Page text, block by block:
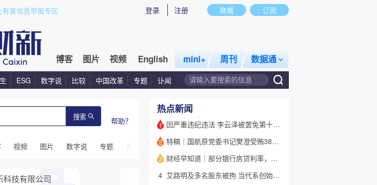
商城 订阅
登录 注册
有害信息举报专区
博客 图片 视频 English mini+ 周刊 数据通
ESG 数字说 比较 中国改革 专题 讣闻
搜索 帮助？
视频 图片 数字说 专题 会议 话题 特别呈现 私房课
科技有限公司
热点新闻
1 因严重违纪违法 李云泽被罢免第十四届全国人大代表职务
2 特稿｜国航原党委书记樊澄受贿3847万元二审待宣判 否认大多数指控
3
财经早知道｜部分银行房贷利率，降至“2字头
4
艾路明及多名股东被拘 当代系创始人因何此时被清算